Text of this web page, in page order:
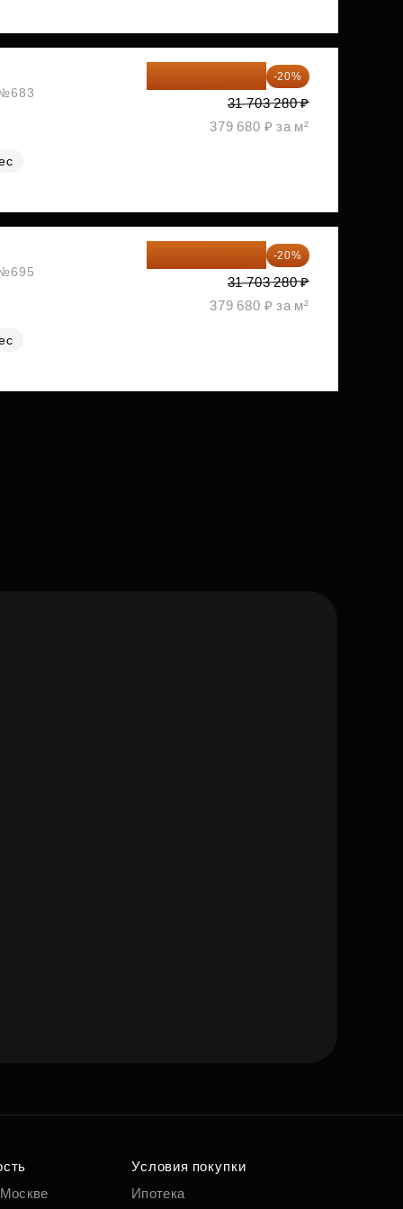
-20%
31 703 280 ₽
379 680 ₽ за м²
-20%
31 703 280 ₽
379 680 ₽ за м²
Условия покупки
Ипотека